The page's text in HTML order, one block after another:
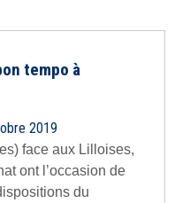
tempo à
2019
face aux Lilloises,
ont l’occasion de
du